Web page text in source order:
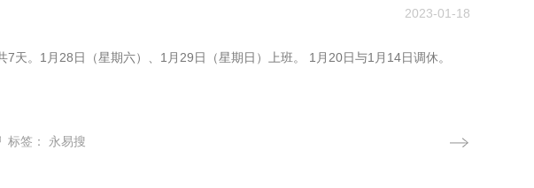
2023-01-18
天。1月28日（星期六）、1月29日（星期日）上班。 1月20日与1月14日调休。
标签： 永易搜